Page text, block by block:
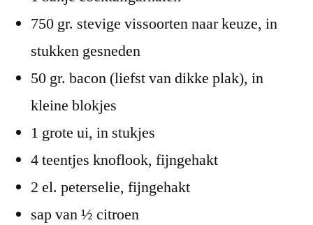
750 gr. stevige vissoorten naar keuze, in
stukken gesneden
50 gr. bacon (liefst van dikke plak), in
kleine blokjes
1 grote ui, in stukjes
4 teentjes knoflook, fijngehakt
2 el. peterselie, fijngehakt
sap van ½ citroen